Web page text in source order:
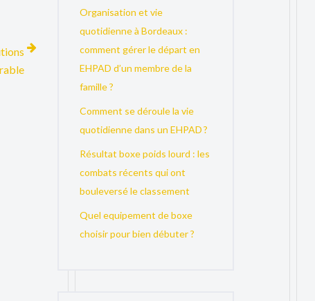
Organisation et vie
quotidienne à Bordeaux :
comment gérer le départ en
EHPAD d’un membre de la
famille ?
Comment se déroule la vie
quotidienne dans un EHPAD ?
Résultat boxe poids lourd : les
combats récents qui ont
bouleversé le classement
Quel equipement de boxe
choisir pour bien débuter ?